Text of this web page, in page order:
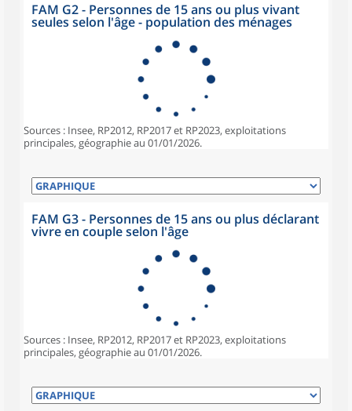
FAM G2 - Personnes de 15 ans ou plus vivant
seules selon l'âge - population des ménages
Sources : Insee, RP2012, RP2017 et RP2023, exploitations
principales, géographie au 01/01/2026.
FAM G3 - Personnes de 15 ans ou plus déclarant
vivre en couple selon l'âge
Sources : Insee, RP2012, RP2017 et RP2023, exploitations
principales, géographie au 01/01/2026.